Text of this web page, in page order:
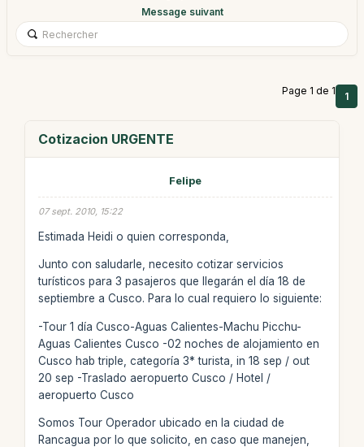
Message suivant
Page 1 de 1 1
Cotizacion URGENTE
Felipe
07 sept. 2010, 15:22
Estimada Heidi o quien corresponda,
Junto con saludarle, necesito cotizar servicios
turísticos para 3 pasajeros que llegarán el día 18 de
septiembre a Cusco. Para lo cual requiero lo siguiente:
-Tour 1 día Cusco-Aguas Calientes-Machu Picchu-
Aguas Calientes Cusco -02 noches de alojamiento en
Cusco hab triple, categoría 3* turista, in 18 sep / out
20 sep -Traslado aeropuerto Cusco / Hotel /
aeropuerto Cusco
Somos Tour Operador ubicado en la ciudad de
Rancagua por lo que solicito, en caso que manejen,